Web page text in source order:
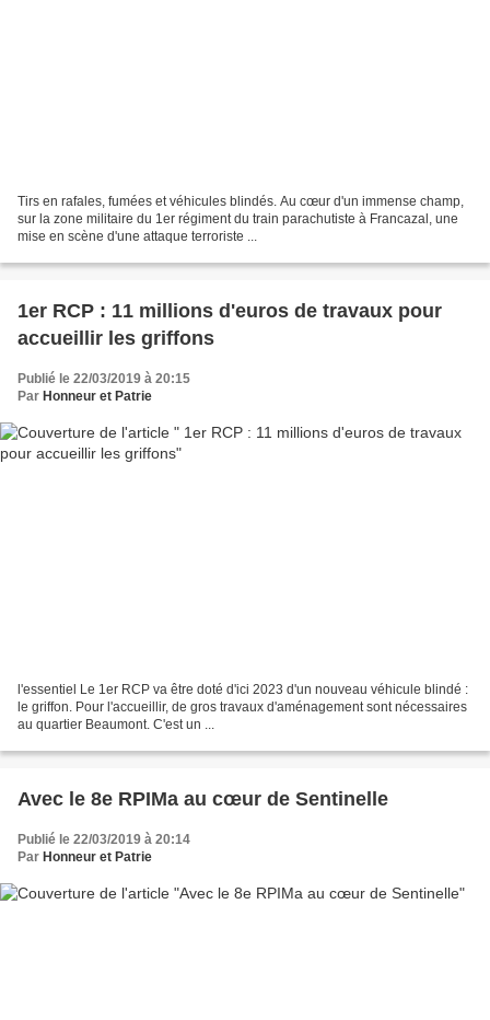
Tirs en rafales, fumées et véhicules blindés. Au cœur d'un immense champ,
sur la zone militaire du 1er régiment du train parachutiste à Francazal, une
mise en scène d'une attaque terroriste ...
1er RCP : 11 millions d'euros de travaux pour
accueillir les griffons
Publié le 22/03/2019 à 20:15
Par Honneur et Patrie
l'essentiel Le 1er RCP va être doté d'ici 2023 d'un nouveau véhicule blindé :
le griffon. Pour l'accueillir, de gros travaux d'aménagement sont nécessaires
au quartier Beaumont. C'est un ...
Avec le 8e RPIMa au cœur de Sentinelle
Publié le 22/03/2019 à 20:14
Par Honneur et Patrie